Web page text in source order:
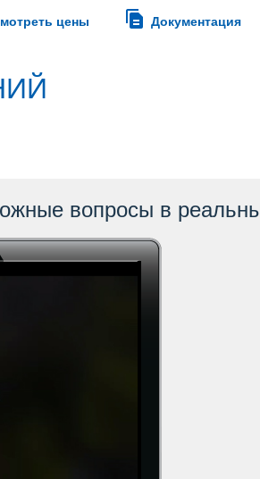
цены Документация
вопросы в